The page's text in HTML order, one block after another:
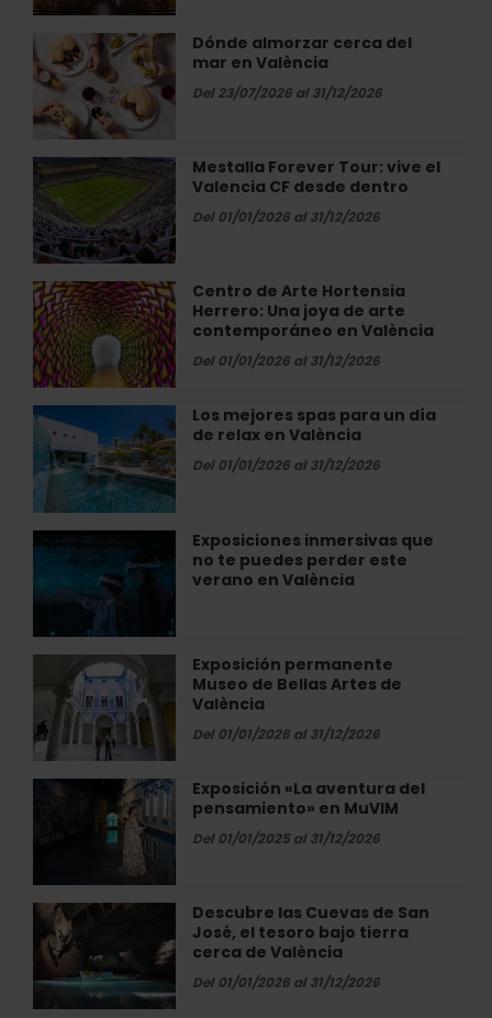
Juan
del
Hospital
Dónde almorzar cerca del
mar en València
Del 23/07/2026 al 31/12/2026
Dónde
almorzar
cerca
del
mar
en
València
Mestalla Forever Tour: vive el
Valencia CF desde dentro
Del 01/01/2026 al 31/12/2026
Mestalla
Forever
Tour:
vive
el
Valencia
CF
desde
dentro
Centro de Arte Hortensia
Herrero: Una joya de arte
contemporáneo en València
Del 01/01/2026 al 31/12/2026
Centro
de
Arte
Hortensia
Herrero:
Una
joya
de
arte
contemporáneo
València
Los mejores spas para un día
de relax en València
Del 01/01/2026 al 31/12/2026
Los
mejores
spas
para
un
día
de
en
València
Exposiciones inmersivas que
no te puedes perder este
verano en València
inmersivas
que
te
puedes
perder
este
verano
en
Exposición permanente
Museo de Bellas Artes de
València
Del 01/01/2026 al 31/12/2026
Exposición
permanente
Museo
de
Bellas
Artes
Exposición «La aventura del
pensamiento» en MuVIM
Del 01/01/2025 al 31/12/2026
Exposición
pensamiento»
en
MuVIM
Descubre las Cuevas de San
José, el tesoro bajo tierra
cerca de València
Del 01/01/2026 al 31/12/2026
Descubre
las
Cuevas
de
San